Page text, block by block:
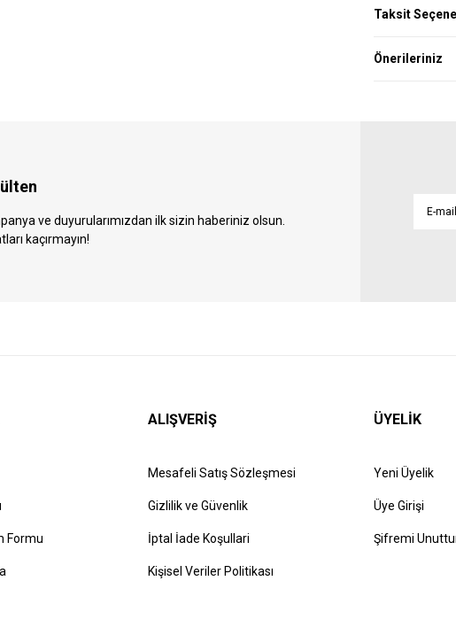
Taksit
Önerileriniz
ve duyurularımızdan ilk sizin haberiniz olsun.
kaçırmayın!
Formu
ALIŞVERİŞ
Mesafeli Satış Sözleşmesi
Gizlilik ve Güvenlik
İptal İade Koşullari
Kişisel Veriler Politikası
ÜYELİK
Yeni Üyelik
Üye Girişi
Şifremi